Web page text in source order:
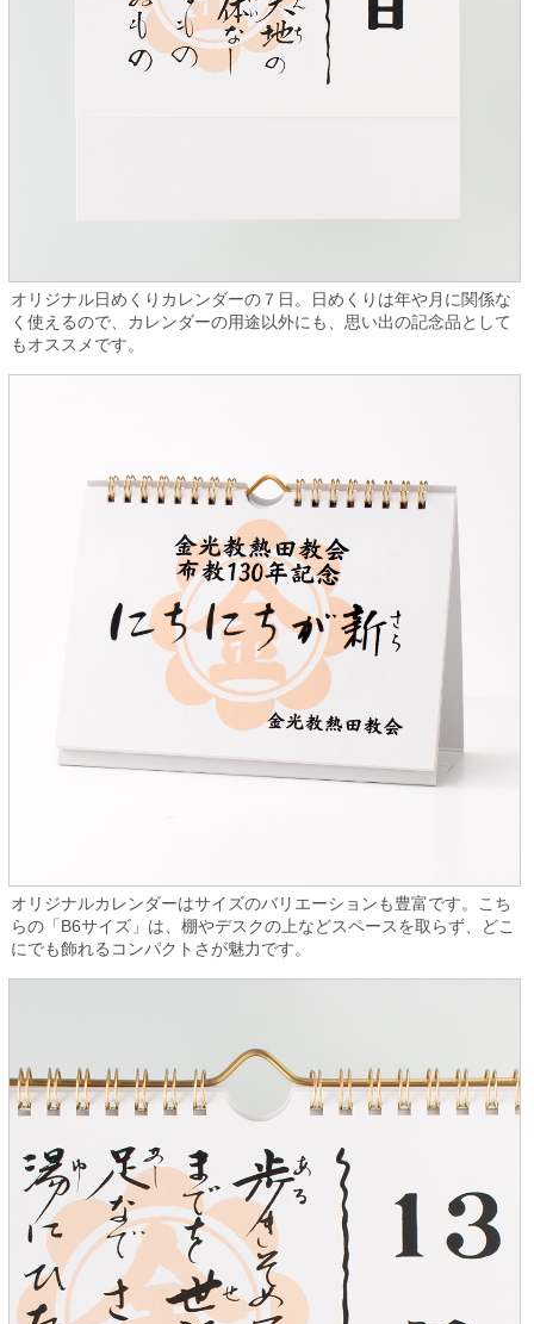
オリジナル日めくりカレンダーの７日。日めくりは年や月に関係な
く使えるので、カレンダーの用途以外にも、思い出の記念品として
もオススメです。
オリジナルカレンダーはサイズのバリエーションも豊富です。こち
らの「B6サイズ」は、棚やデスクの上などスペースを取らず、どこ
にでも飾れるコンパクトさが魅力です。